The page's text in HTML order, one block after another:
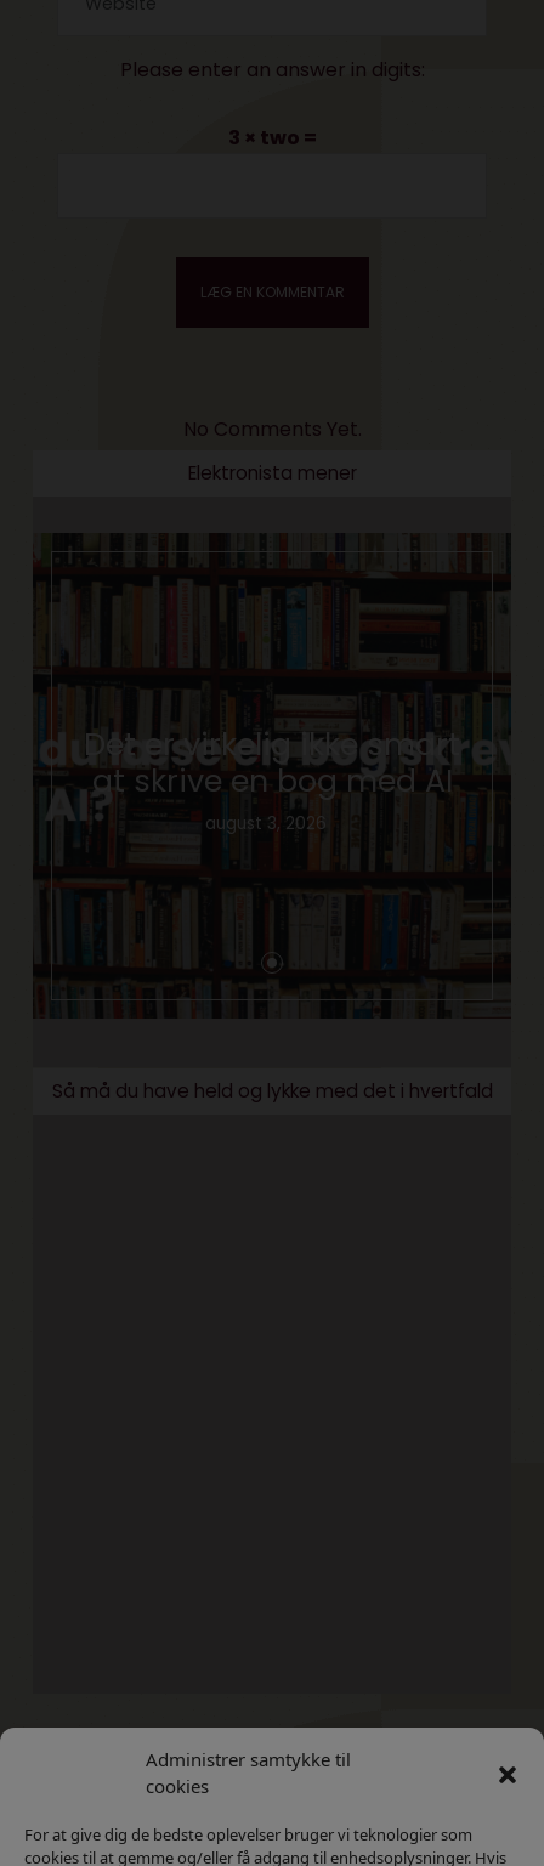
Administrer samtykke til
cookies
For at give dig de bedste oplevelser bruger vi teknologier som
cookies til at gemme og/eller få adgang til enhedsoplysninger. Hvis
Please enter an answer in digits:
3 × two =
No Comments Yet.
Elektronista mener
Det er virkelig ikke smart
at skrive en bog med AI
august 3, 2026
Så må du have held og lykke med det i hvertfald
Kontakt